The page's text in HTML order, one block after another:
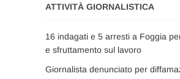
ATTIVITÀ GIORNALISTICA
16 indagati e 5 arresti a Foggia
e sfruttamento sul lavoro
Giornalista denunciato per